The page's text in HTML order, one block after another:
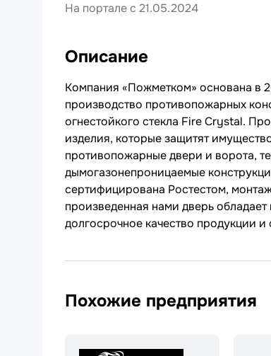
На портале с 21.05.2024
Описание
Компания «Пожметком» основана в
производство противопожарных
огнестойкого стекла Fire Crystal.
изделия, которые защитят
противопожарные двери и ворота,
дымогазонепроницаемые
сертифицирована Ростестом,
произведенная нами дверь
долгосрочное качество продукции и
Похожие предприятия